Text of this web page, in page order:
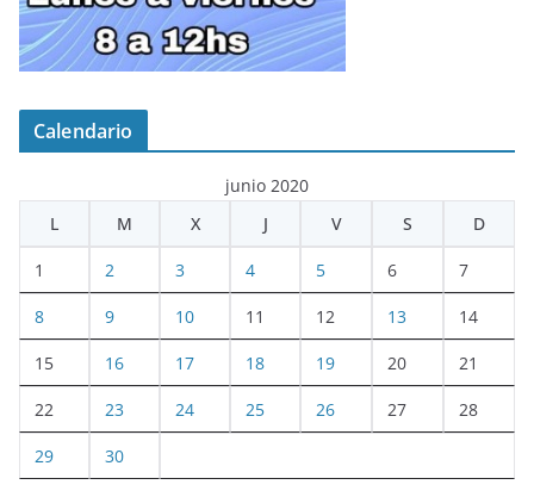
Calendario
junio 2020
L
M X J V S D
1 2 3 4 5 6 7
8 9 10 11 12 13 14
15 16 17 18 19 20 21
22 23 24 25 26 27 28
29 30